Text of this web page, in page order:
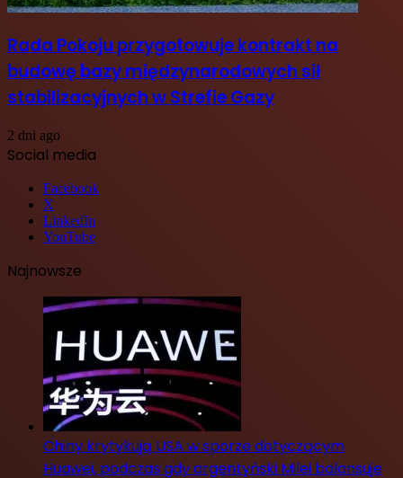
Rada Pokoju przygotowuje kontrakt na
budowę bazy międzynarodowych sił
stabilizacyjnych w Strefie Gazy
2 dni ago
Social media
Facebook
X
LinkedIn
YouTube
Najnowsze
Chiny krytykują USA w sporze dotyczącym
Huawei, podczas gdy argentyński Milei balansuje